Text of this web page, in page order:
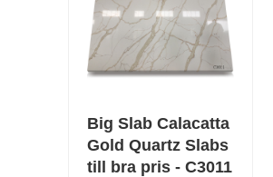
Big Slab Calacatta
Gold Quartz Slabs
till bra pris - C3011